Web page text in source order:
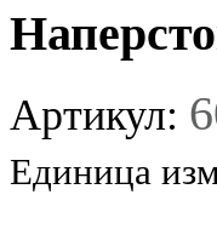
Артикул:
Единица